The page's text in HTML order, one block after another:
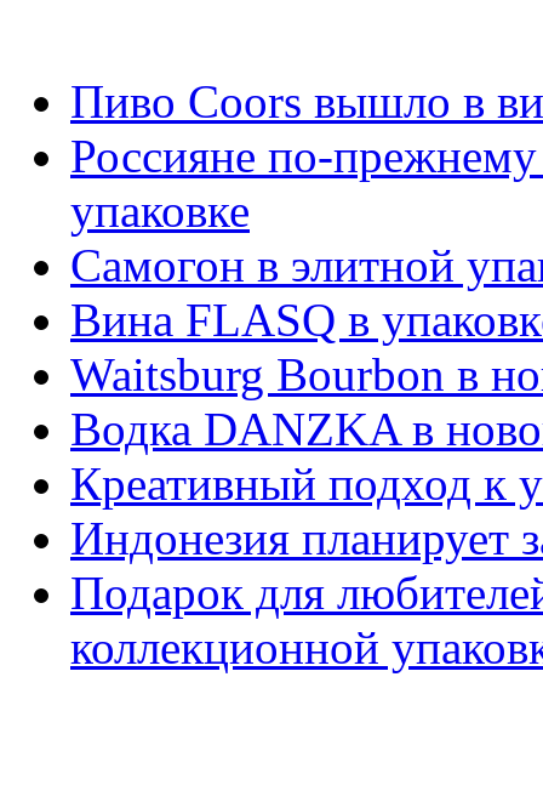
Пиво Coors вышло в
Россияне по-
упаковке
Самогон в элитной
Вина FLASQ в
Waitsburg Bourbon в
Водка DANZKA в
Креативный подход к
Индонезия планирует
Подарок для
коллекционной